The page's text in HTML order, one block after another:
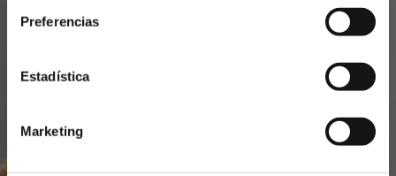
Preferencias
Estadística
Marketing
Control
quality